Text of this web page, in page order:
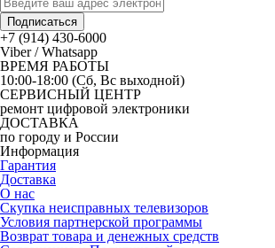
Подписаться
+7 (914) 430-6000
Viber / Whatsapp
ВРЕМЯ РАБОТЫ
10:00-18:00 (Сб, Вс выходной)
СЕРВИСНЫЙ ЦЕНТР
ремонт цифровой электроники
ДОСТАВКА
по городу и России
Информация
Гарантия
Доставка
О нас
Скупка неисправных телевизоров
Условия партнерской программы
Возврат товара и денежных средств